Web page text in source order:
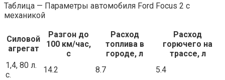
Таблица — Параметры автомобиля Ford Focus 2 с
механикой
Силовой
агрегат
Разгон до
100 км/час,
с
Расход
топлива в
городе, л
Расход
горючего на
трассе, л
1,4, 80 л.
с.
14.2 8.7
5.4